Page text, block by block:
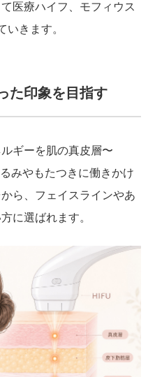
医療ハイフ、モフィウス
いきます。
た印象を目指す
ギーを肌の真皮層〜
みやもたつきに働きかけ
ら、フェイスラインやあ
に選ばれます。